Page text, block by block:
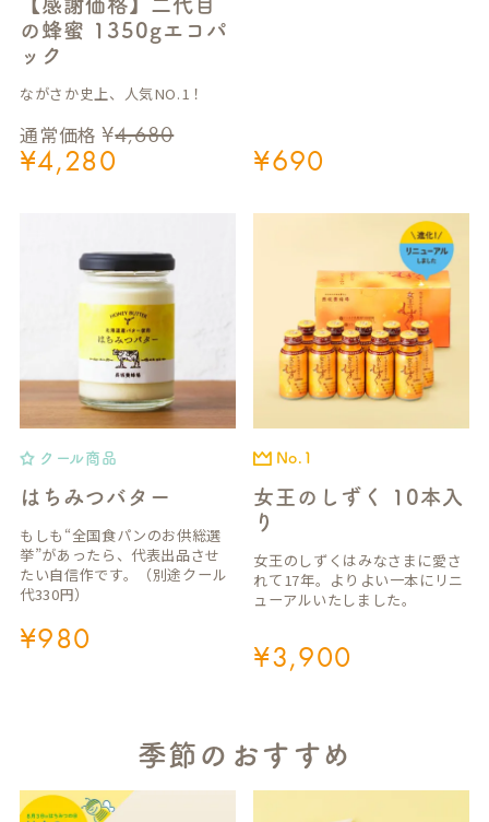
【感謝価格】二代目
の蜂蜜 1350gエコパ
ック
通常価格 ¥4,680
¥4,280
ながさか史上、人気NO.1！
¥690
はちみつバター
クール商品
¥980
もしも“全国食パンのお供総選
挙”があったら、代表出品させ
たい自信作です。（別途クール
代330円）
女王のしずく 10本入
り
No.1
¥3,900
女王のしずくはみなさまに愛さ
れて17年。よりよい一本にリニ
ューアルいたしました。
季節のおすすめ